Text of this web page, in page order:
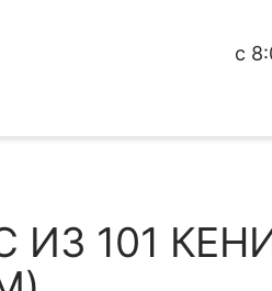
КОНТАКТЫ
с
ИЗ 101